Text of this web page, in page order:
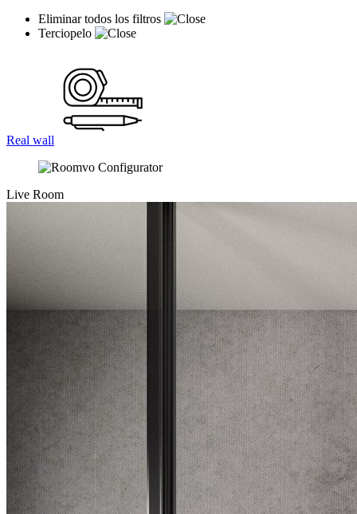
Eliminar todos los filtros
Terciopelo
Real wall
Live Room